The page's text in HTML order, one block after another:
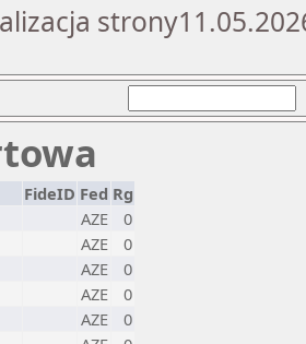
FideID Fed Rg
AZE
0
AZE
0
AZE
0
AZE
0
AZE
0